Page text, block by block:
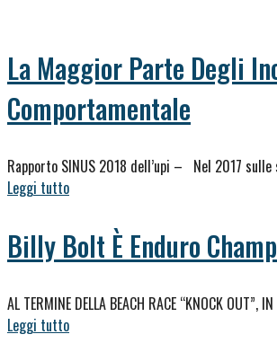
La Maggior Parte Degli
Comportamentale
Rapporto SINUS 2018 dell’upi – Nel 2017
Leggi tutto
Billy Bolt È Enduro
AL TERMINE DELLA BEACH RACE “KNOCK OUT”,
Leggi tutto